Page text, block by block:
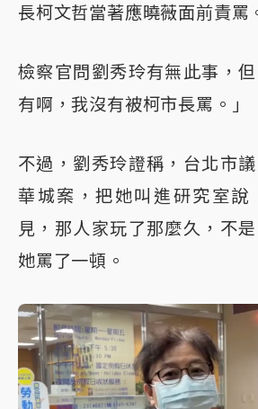
長柯文哲當著應曉薇面前責罵
檢察官問劉秀玲有無此事，
有啊，我沒有被柯市長罵。」
不過，劉秀玲證稱，台北市
華城案，把她叫進研究室說
見，那人家玩了那麼久，不
她罵了一頓。